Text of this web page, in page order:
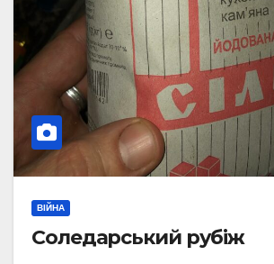
ВІЙНА
Соледарський рубіж